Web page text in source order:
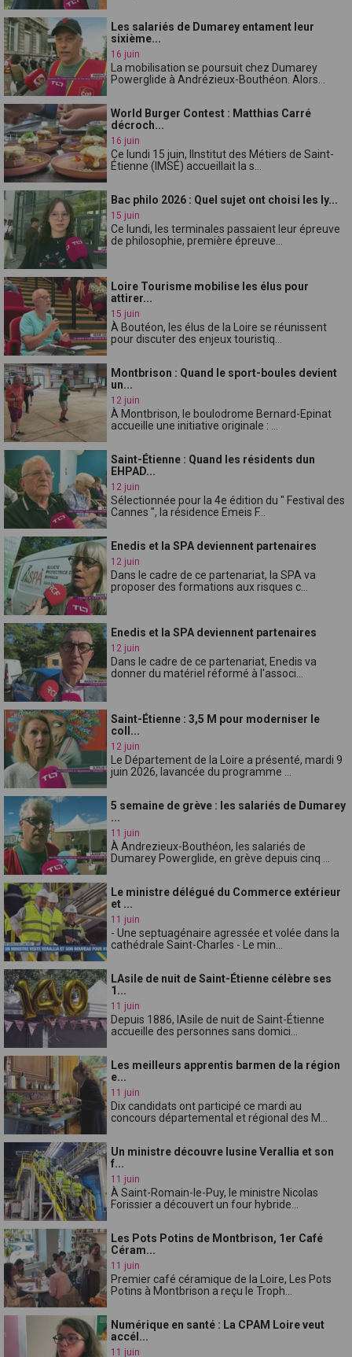
Les salariés de Dumarey entament leur
sixième...
16 juin
La mobilisation se poursuit chez Dumarey
Powerglide à Andrézieux-Bouthéon. Alors...
World Burger Contest : Matthias Carré
décroch...
16 juin
Ce lundi 15 juin, lInstitut des Métiers de Saint-
Étienne (IMSÉ) accueillait la s...
Bac philo 2026 : Quel sujet ont choisi les ly...
15 juin
Ce lundi, les terminales passaient leur épreuve
de philosophie, première épreuve...
Loire Tourisme mobilise les élus pour
attirer...
15 juin
À Boutéon, les élus de la Loire se réunissent
pour discuter des enjeux touristiq...
Montbrison : Quand le sport-boules devient
un...
12 juin
À Montbrison, le boulodrome Bernard-Epinat
accueille une initiative originale : ...
Saint-Étienne : Quand les résidents dun
EHPAD...
12 juin
Sélectionnée pour la 4e édition du " Festival des
Cannes ", la résidence Emeis F...
Enedis et la SPA deviennent partenaires
12 juin
Dans le cadre de ce partenariat, la SPA va
proposer des formations aux risques c...
Enedis et la SPA deviennent partenaires
12 juin
Dans le cadre de ce partenariat, Enedis va
donner du matériel réformé à l'associ...
Saint-Étienne : 3,5 M pour moderniser le
coll...
12 juin
Le Département de la Loire a présenté, mardi 9
juin 2026, lavancée du programme ...
5 semaine de grève : les salariés de Dumarey
...
11 juin
À Andrezieux-Bouthéon, les salariés de
Dumarey Powerglide, en grève depuis cinq ...
Le ministre délégué du Commerce extérieur
et ...
11 juin
- Une septuagénaire agressée et volée dans la
cathédrale Saint-Charles - Le min...
LAsile de nuit de Saint-Étienne célèbre ses
1...
11 juin
Depuis 1886, lAsile de nuit de Saint-Étienne
accueille des personnes sans domici...
Les meilleurs apprentis barmen de la région
e...
11 juin
Dix candidats ont participé ce mardi au
concours départemental et régional des M...
Un ministre découvre lusine Verallia et son
f...
11 juin
À Saint-Romain-le-Puy, le ministre Nicolas
Forissier a découvert un four hybride...
Les Pots Potins de Montbrison, 1er Café
Céram...
11 juin
Premier café céramique de la Loire, Les Pots
Potins à Montbrison a reçu le Troph...
Numérique en santé : La CPAM Loire veut
accél...
11 juin